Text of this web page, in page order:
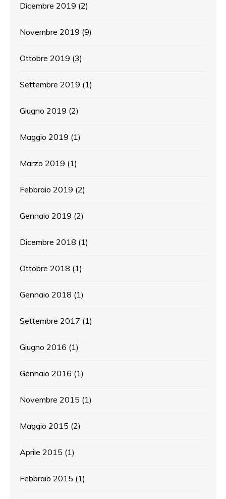
Dicembre 2019 (2)
Novembre 2019 (9)
Ottobre 2019 (3)
Settembre 2019 (1)
Giugno 2019 (2)
Maggio 2019 (1)
Marzo 2019 (1)
Febbraio 2019 (2)
Gennaio 2019 (2)
Dicembre 2018 (1)
Ottobre 2018 (1)
Gennaio 2018 (1)
Settembre 2017 (1)
Giugno 2016 (1)
Gennaio 2016 (1)
Novembre 2015 (1)
Maggio 2015 (2)
Aprile 2015 (1)
Febbraio 2015 (1)